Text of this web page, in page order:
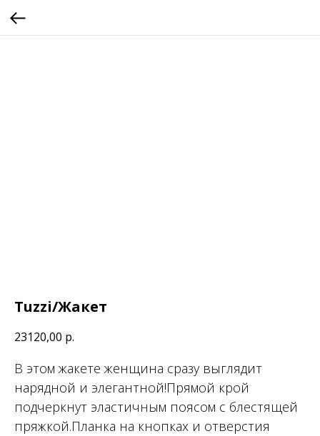
Tuzzi/Жакет
23120,00 р.
В этом жакете женщина сразу выглядит
нарядной и элегантной!Прямой крой
подчеркнут эластичным поясом с блестящей
пряжкой.Планка на кнопках и отверстия